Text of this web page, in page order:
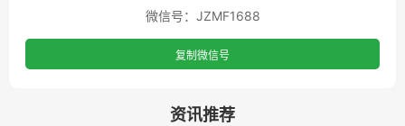
微信号：JZMF1688
复制微信号
资讯推荐